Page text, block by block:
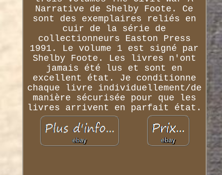
Narrative de Shelby Foote. Ce
sont des exemplaires reliés en
cuir de la série de
collectionneurs Easton Press
1991. Le volume 1 est signé par
Shelby Foote. Les livres n'ont
jamais été lus et sont en
excellent état. Je conditionne
chaque livre individuellement/de
manière sécurisée pour que les
livres arrivent en parfait état.